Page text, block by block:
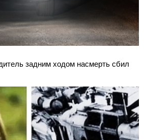
задним ходом насмерть сбил